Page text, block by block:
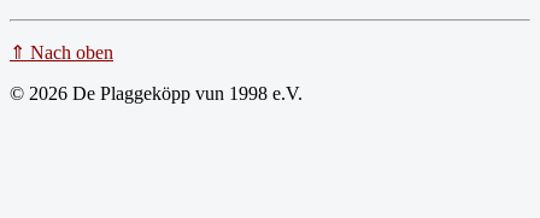
⇑ Nach oben
© 2026 De Plaggeköpp vun 1998 e.V.